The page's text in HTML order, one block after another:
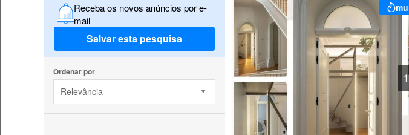
Receba os novos anúncios por e-
mail
Salvar esta pesquisa
Ordenar por
Relevância